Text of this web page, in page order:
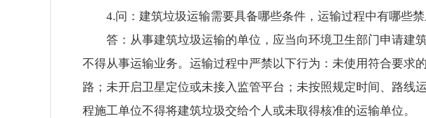
4.问：建筑垃圾运输需要具备哪些条件，运输过程中有哪些禁
答：从事建筑垃圾运输的单位，应当向环境卫生部门申请建
不得从事运输业务。运输过程中严禁以下行为：未使用符合要求
路；未开启卫星定位或未接入监管平台；未按照规定时间、路线
程施工单位不得将建筑垃圾交给个人或未取得核准的运输单位。